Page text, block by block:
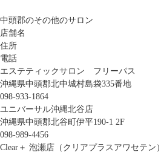
中頭郡のその他のサロン
店舗名
住所
電話
エステティックサロン フリーパス
沖縄県中頭郡北中城村島袋335番地
098-933-1864
ユニバーサル沖縄北谷店
沖縄県中頭郡北谷町伊平190-1 2F
098-989-4456
Clear＋ 泡瀬店（クリアプラスアワセテン）